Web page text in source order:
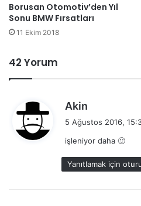
Borusan Otomotiv’den Yıl
Sonu BMW Fırsatları
11 Ekim 2018
42 Yorum
Akin
i
k
i
5 Ağustos 2016,
işleniyor daha 🙂
Yanıtlamak için